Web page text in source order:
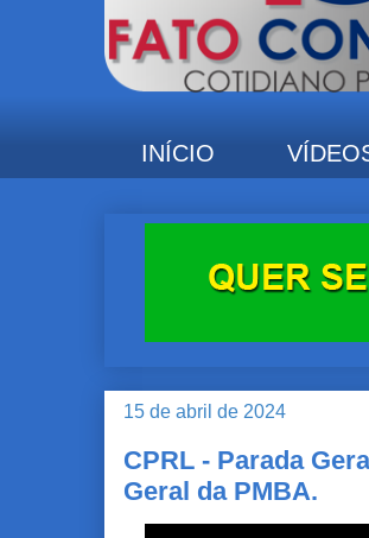
INÍCIO
15 de abril de 2024
CPRL - Parada
Geral da PMBA.